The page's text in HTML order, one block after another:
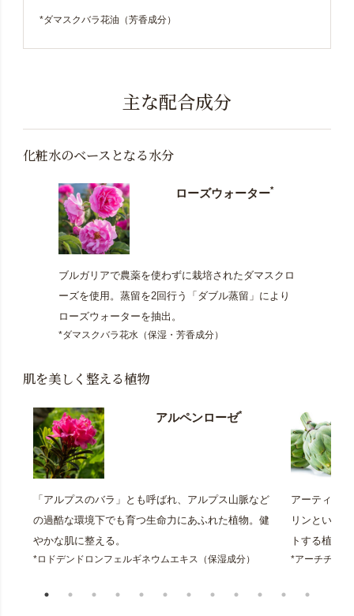
*ダマスクバラ花油（芳香成分）
主な配合成分
化粧水のベースとなる水分
ローズウォーター*
ブルガリアで農薬を使わずに栽培されたダマスクロ
ーズを使用。蒸留を2回行う「ダブル蒸留」により
ローズウォーターを抽出。
*ダマスクバラ花水（保湿・芳香成分）
肌を美しく整える植物
アルペンローゼ*
「アルプスのバラ」とも呼ばれ、アルプス山脈など
の過酷な環境下でも育つ生命力にあふれた植物。健
やかな肌に整える。
*ロドデンドロンフェルギネウムエキス（保湿成分）
アーティチ
リンという
トする植物。
*アーチチョ